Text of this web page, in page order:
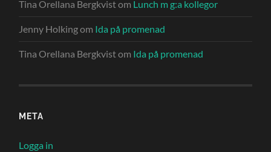
Tina Orellana Bergkvistom Lunch m g:a kollegor
Jenny Holkingom Ida på promenad
Tina Orellana Bergkvistom Ida på promenad
META
Logga in